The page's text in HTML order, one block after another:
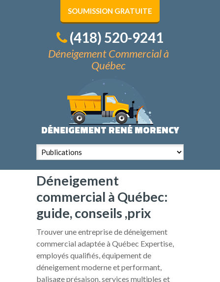
SOUMISSION GRATUITE
(418) 520-9241
Déneigement Commercial à
Québec
DÉNEIGEMENT RENÉ MORENCY
Déneigement
commercial à Québec:
guide, conseils ,prix
Trouver une entreprise de déneigement
commercial adaptée à Québec Expertise,
employés qualifiés, équipement de
déneigement moderne et performant,
balisage présaison, services multiples et